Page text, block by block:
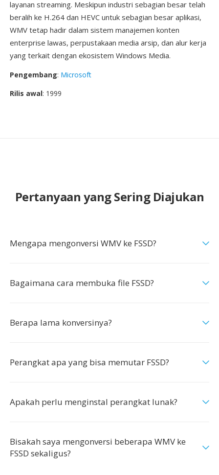
layanan streaming. Meskipun industri sebagian besar telah
beralih ke H.264 dan HEVC untuk sebagian besar aplikasi,
WMV tetap hadir dalam sistem manajemen konten
enterprise lawas, perpustakaan media arsip, dan alur kerja
yang terkait dengan ekosistem Windows Media.
Pengembang: Microsoft
Rilis awal: 1999
Pertanyaan yang Sering Diajukan
Mengapa mengonversi WMV ke FSSD?
Bagaimana cara membuka file FSSD?
Berapa lama konversinya?
Perangkat apa yang bisa memutar FSSD?
Apakah perlu menginstal perangkat lunak?
Bisakah saya mengonversi beberapa WMV ke
FSSD sekaligus?